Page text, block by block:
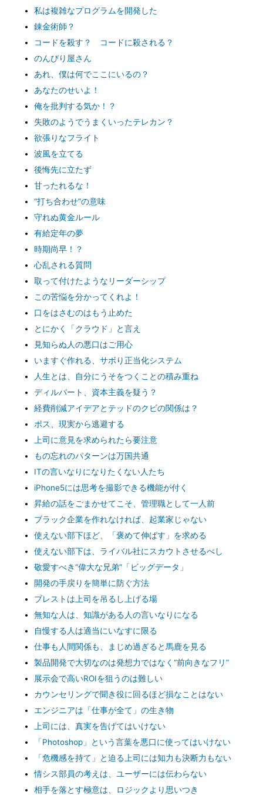
私は複雑なプログラムを開発した
錬金術師？
コードを殺す？ コードに殺される？
のんびり屋さん
あれ、僕は何でここにいるの？
あなたのせいよ！
俺を批判する気か！？
失敗のようでうまくいったテレカン？
欲張りなフライト
波風を立てる
後悔先に立たず
甘ったれるな！
“打ち合わせ”の意味
守れぬ黄金ルール
有給定年の夢
時期尚早！？
心乱される質問
取って付けたようなリーダーシップ
この苦悩を分かってくれよ！
口をはさむのはもう止めた
とにかく「クラウド」と言え
見知らぬ人の悪口はご用心
いますぐ作れる、サボり正当化システム
人生とは、自分にうそをつくことの積み重ね
ディルバート、資本主義を疑う？
経費削減アイデアとテッドのクビの関係は？
ボス、現実から逃避する
上司に意見を求められたら要注意
もの忘れのパターンは万国共通
ITの言いなりになりたくない人たち
iPhone5には思考を撮影できる機能が付く
昇給の話をごまかせてこそ、管理職として一人前
ブラック企業を作れなければ、起業家じゃない
使えない部下ほど、「褒めて伸ばす」を求める
使えない部下は、ライバル社にスカウトさせるべし
敬愛すべき“偉大な兄弟”「ビッグデータ」
開発の手戻りを簡単に防ぐ方法
ブレストは上司を吊るし上げる場
無知な人は、知識がある人の言いなりになる
自慢する人は適当にいなすに限る
仕事も人間関係も、まじめ過ぎると馬鹿を見る
製品開発で大切なのは発想力ではなく“前向きなフリ”
展示会で高いROIを狙うのは難しい
カウンセリングで聞き役に回るほど損なことはない
エンジニアは「仕事が全て」の生き物
上司には、真実を告げてはいけない
「Photoshop」という言葉を悪口に使ってはいけない
「危機感を持て」と迫る上司には知力も決断力もない
情シス部員の考えは、ユーザーには伝わらない
相手を落とす極意は、ロジックより思いつき